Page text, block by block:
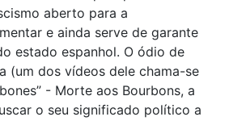
aberto para a
e ainda serve de garante
estado espanhol. O ódio de
(um dos vídeos dele chama-se
- Morte aos Bourbons, a
o seu significado político a